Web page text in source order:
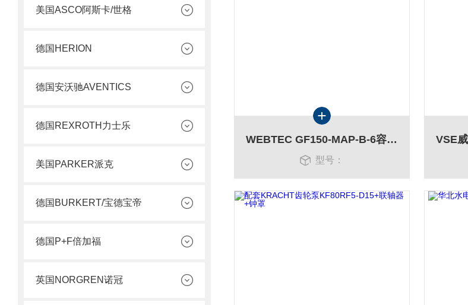
美国ASCO阿斯卡/世格
德国HERION
德国安沃驰AVENTICS
德国REXROTH力士乐
美国PARKER派克
德国BURKERT/宝德宝帝
德国P+F倍加福
英国NORGREN诺冠
WEBTEC GF150-MAP-B-6容积流量计德国产
型号：